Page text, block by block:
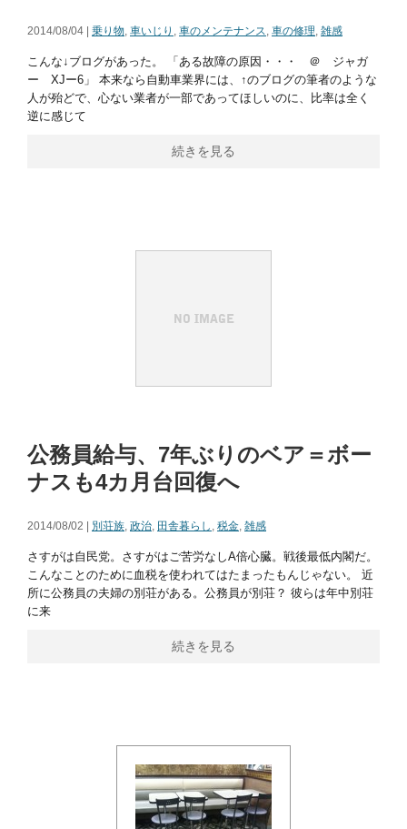
2014/08/04 | 乗り物, 車いじり , 車のメンテナンス, 車の修理, 雑感
こんな↓ブログがあった。 「ある故障の原因・・・ ＠ ジャガ
ー XJー6」 本来なら自動車業界には、↑のブログの筆者のような
人が殆どで、心ない業者が一部であってほしいのに、比率は全く
逆に感じて
続きを見る
公務員給与、7年ぶりのベア＝ボー
ナスも4カ月台回復へ
2014/08/02 | 別荘族, 政治, 田舎暮らし , 税金, 雑感
さすがは自民党。さすがはご苦労なしA倍心臓。戦後最低内閣だ。
こんなことのために血税を使われてはたまったもんじゃない。 近
所に公務員の夫婦の別荘がある。公務員が別荘？ 彼らは年中別荘
に来
続きを見る